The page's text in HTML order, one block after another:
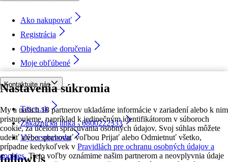
Nastavenia súkromia
My a našich 18 partnerov ukladáme informácie v zariadení alebo k nim
pristupujeme, napríklad k jedinečným identifikátorom v súboroch
cookie, za účelom spracúvania osobných údajov. Svoj súhlas môžete
udeliť alebo spravovať voľbou Prijať alebo Odmietnuť všetko,
prípadne kedykoľvek v Pravidlách pre ochranu osobných údajov a
cookies. Tieto voľby oznámime našim partnerom a neovplyvnia údaje
Ako nakupovať
Registrácia
Objednanie doručenia
Moje obľúbené
Kontaktujte nás
Tesco.sk
Zákaznícka linka - 0800222333
Výber obchodu
followUs